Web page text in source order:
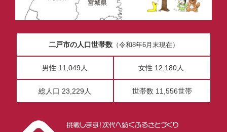
二戸市の人口世帯数（令和8年6月末現在）
男性 11,049人 女性 12,180人
総人口 23,229人 世帯数 11,556世帯